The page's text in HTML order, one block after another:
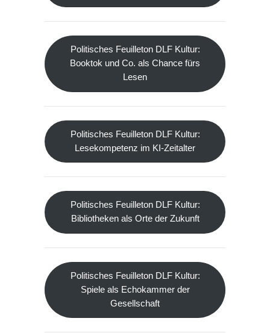
Politisches Feuilleton DLF Kultur:
Booktok und Co. als Chance fürs
Lesen
Politisches Feuilleton DLF Kultur:
Lesekompetenz im KI-Zeitalter
Politisches Feuilleton DLF Kultur:
Bibliotheken als Orte der Zukunft
Politisches Feuilleton DLF Kultur:
Spiele als Echokammer der
Gesellschaft